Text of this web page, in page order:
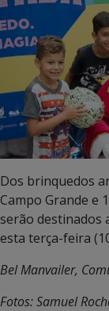
Dos brinquedos
Campo Grande e
serão destinados
esta terça-feira
Bel Manvailer,
Fotos: Samuel